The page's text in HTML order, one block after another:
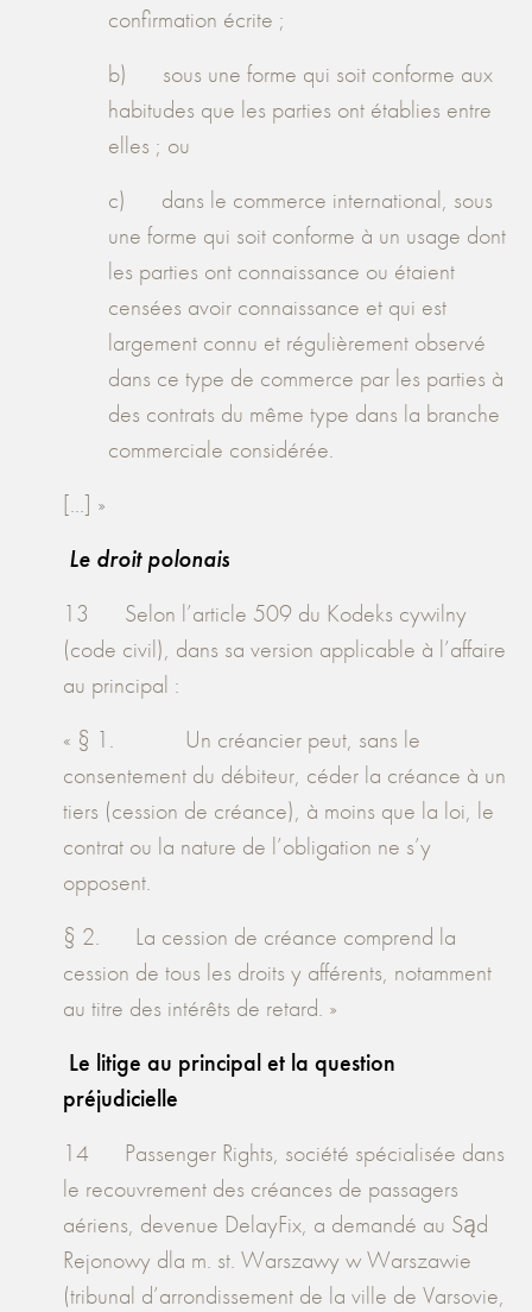
confirmation écrite ;
b) sous une forme qui soit conforme aux
habitudes que les parties ont établies entre
elles ; ou
c) dans le commerce international, sous
une forme qui soit conforme à un usage dont
les parties ont connaissance ou étaient
censées avoir connaissance et qui est
largement connu et régulièrement observé
dans ce type de commerce par les parties à
des contrats du même type dans la branche
commerciale considérée.
[...] »
Le droit polonais
13 Selon l’article 509 du Kodeks cywilny
(code civil), dans sa version applicable à l’affaire
au principal :
« § 1. Un créancier peut, sans le
consentement du débiteur, céder la créance à un
tiers (cession de créance), à moins que la loi, le
contrat ou la nature de l’obligation ne s’y
opposent.
§ 2. La cession de créance comprend la
cession de tous les droits y afférents, notamment
au titre des intérêts de retard. »
Le litige au principal et la question
préjudicielle
14 Passenger Rights, société spécialisée dans
le recouvrement des créances de passagers
aériens, devenue DelayFix, a demandé au Sąd
Rejonowy dla m. st. Warszawy w Warszawie
(tribunal d’arrondissement de la ville de Varsovie,